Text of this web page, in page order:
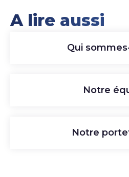
A lire aussi
Qui
Notre
Notre